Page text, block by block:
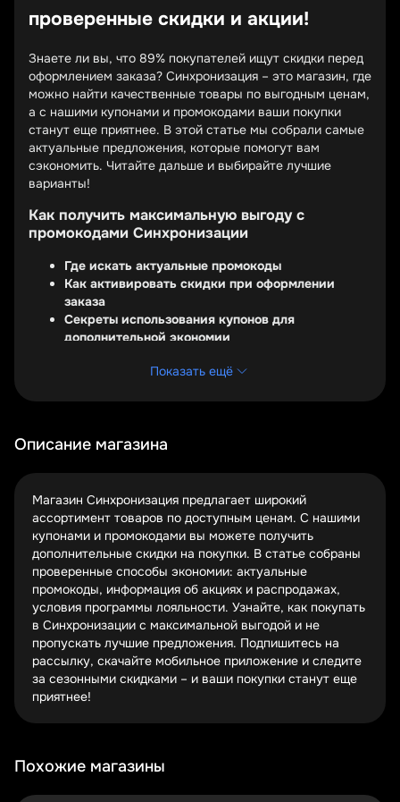
проверенные скидки и акции!
Знаете ли вы, что 89% покупателей ищут скидки перед
оформлением заказа? Синхронизация – это магазин, где
можно найти качественные товары по выгодным ценам,
а с нашими купонами и промокодами ваши покупки
станут еще приятнее. В этой статье мы собрали самые
актуальные предложения, которые помогут вам
сэкономить. Читайте дальше и выбирайте лучшие
варианты!
Как получить максимальную выгоду с
промокодами Синхронизации
Где искать актуальные промокоды
Как активировать скидки при оформлении
заказа
Секреты использования купонов для
дополнительной экономии
Промокоды Синхронизации – это отличный способ
официальном сайте магазина, в рассылках для
Главное – проверять срок действия кодов, так как
Активация промокода обычно происходит на этапе
оформления заказа. Введите код в специальное поле в
корзине, и система автоматически пересчитает сумму
с учетом скидки. Некоторые коды требуют
минимальной суммы заказа, поэтому внимательно
читайте условия.
Для максимальной экономии попробуйте
комбинировать промокоды с акционными
предложениями магазина. Иногда Синхронизация
проводит распродажи, где цены уже снижены, а
дополнительный промокод сделает покупку еще
выгоднее. Также следите за сезонными скидками – в
праздники магазин часто предлагает особые условия.
без промокодов
Показать ещё
Описание магазина
Магазин Синхронизация предлагает широкий
ассортимент товаров по доступным ценам. С нашими
купонами и промокодами вы можете получить
дополнительные скидки на покупки. В статье собраны
проверенные способы экономии: актуальные
промокоды, информация об акциях и распродажах,
условия программы лояльности. Узнайте, как покупать
в Синхронизации с максимальной выгодой и не
пропускать лучшие предложения. Подпишитесь на
рассылку, скачайте мобильное приложение и следите
за сезонными скидками – и ваши покупки станут еще
приятнее!
Похожие магазины